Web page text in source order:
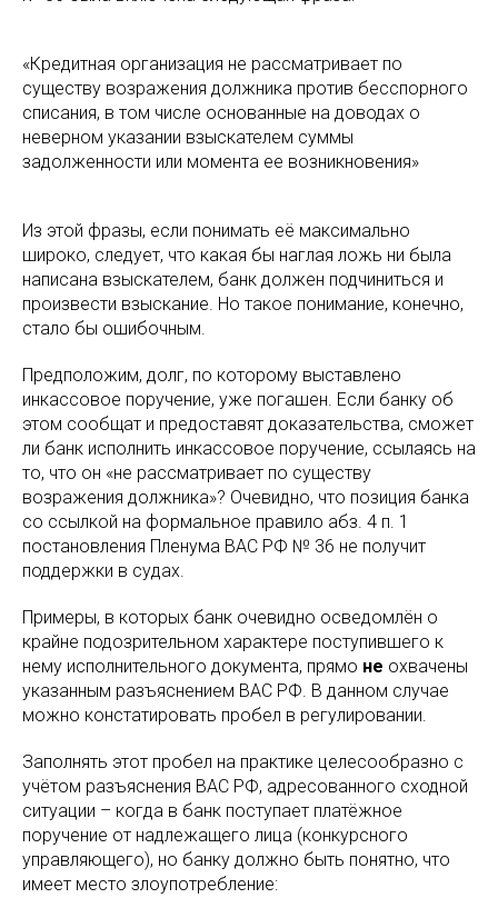
«Кредитная организация не рассматривает по
существу возражения должника против бесспорного
списания, в том числе основанные на доводах о
неверном указании взыскателем суммы
задолженности или момента ее возникновения»
Из этой фразы, если понимать её максимально
широко, следует, что какая бы наглая ложь ни была
написана взыскателем, банк должен подчиниться и
произвести взыскание. Но такое понимание, конечно,
стало бы ошибочным.
Предположим, долг, по которому выставлено
инкассовое поручение, уже погашен. Если банку об
этом сообщат и предоставят доказательства, сможет
ли банк исполнить инкассовое поручение, ссылаясь на
то, что он «не рассматривает по существу
возражения должника»? Очевидно, что позиция банка
со ссылкой на формальное правило абз. 4 п. 1
постановления Пленума ВАС РФ № 36 не получит
поддержки в судах.
Примеры, в которых банк очевидно осведомлён о
крайне подозрительном характере поступившего к
нему исполнительного документа, прямо не охвачены
указанным разъяснением ВАС РФ. В данном случае
можно констатировать пробел в регулировании.
Заполнять этот пробел на практике целесообразно с
учётом разъяснения ВАС РФ, адресованного сходной
ситуации – когда в банк поступает платёжное
поручение от надлежащего лица (конкурсного
управляющего), но банку должно быть понятно, что
имеет место злоупотребление: